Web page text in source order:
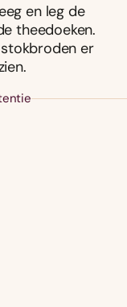
en leg de
theedoeken.
er